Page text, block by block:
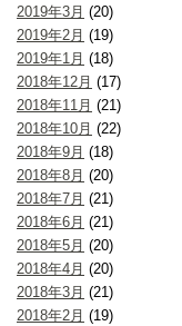
2019年3月 (20)
2019年2月 (19)
2019年1月 (18)
2018年12月 (17)
2018年11月 (21)
2018年10月 (22)
2018年9月 (18)
2018年8月 (20)
2018年7月 (21)
2018年6月 (21)
2018年5月 (20)
2018年4月 (20)
2018年3月 (21)
2018年2月 (19)